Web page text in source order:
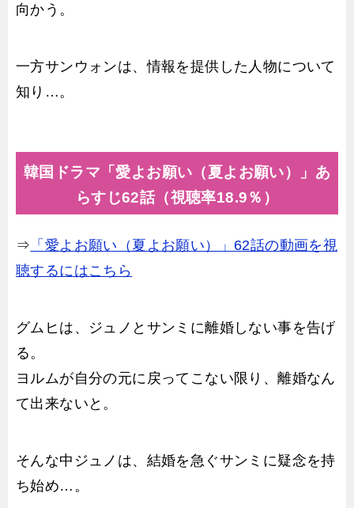
向かう。
一方サンウォンは、情報を提供した人物について
知り…。
韓国ドラマ「愛よお願い（夏よお願い）」あ
らすじ62話（視聴率18.9％）
⇒ 「愛よお願い（夏よお願い）」62話の動画を視
聴するにはこちら
グムヒは、ジュノとサンミに離婚しない事を告げ
る。
ヨルムが自分の元に戻ってこない限り、離婚なん
て出来ないと。
そんな中ジュノは、結婚を急ぐサンミに疑念を持
ち始め…。